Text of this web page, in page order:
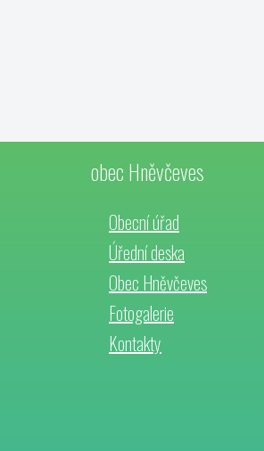
obec Hněvčeves
Obecní úřad
Úřední deska
Obec Hněvčeves
Fotogalerie
Kontakty